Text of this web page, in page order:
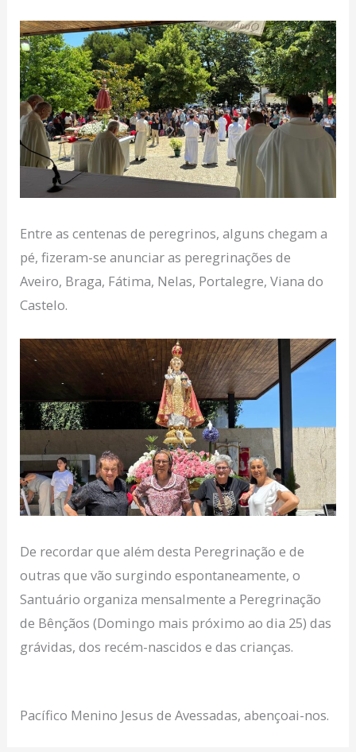
Entre as centenas de peregrinos, alguns chegam a
pé, fizeram-se anunciar as peregrinações de
Aveiro, Braga, Fátima, Nelas, Portalegre, Viana do
Castelo.
De recordar que além desta Peregrinação e de
outras que vão surgindo espontaneamente, o
Santuário organiza mensalmente a Peregrinação
de Bênçãos (Domingo mais próximo ao dia 25) das
grávidas, dos recém-nascidos e das crianças.
Pacífico Menino Jesus de Avessadas, abençoai-nos.